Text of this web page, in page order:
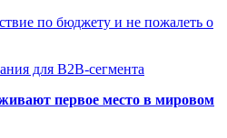
по бюджету и не пожалеть о
для B2B-сегмента
первое место в мировом